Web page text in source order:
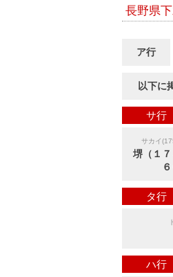
長野県
ア行
以下に
サ行
サカイ
堺（１
タ行
ハ行